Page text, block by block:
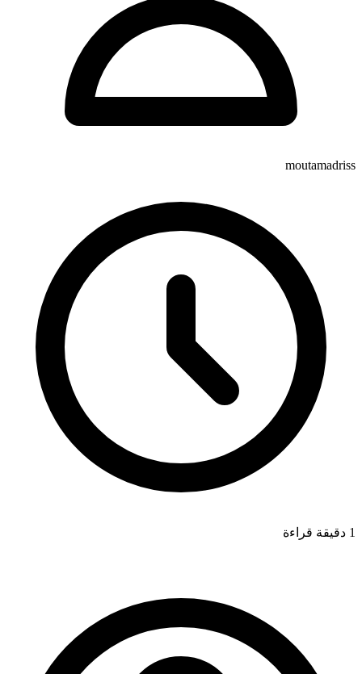
moutamadriss
1 دقيقة قراءة